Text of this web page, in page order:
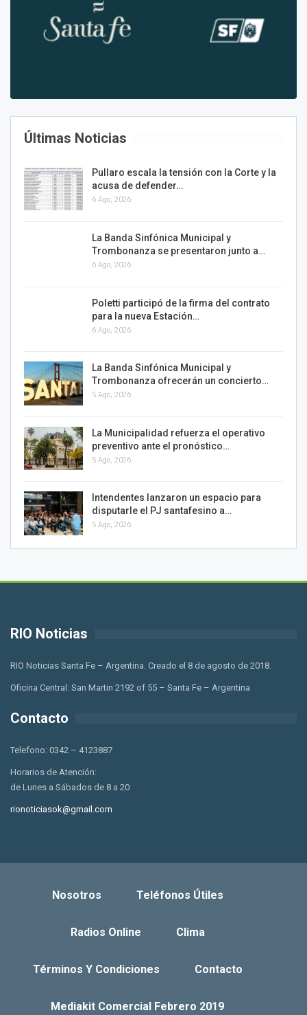
Últimas Noticias
Pullaro escala la tensión con la Corte y la
acusa de defender…
6 Ago, 2026
La Banda Sinfónica Municipal y
Trombonanza se presentaron junto a…
6 Ago, 2026
Poletti participó de la firma del contrato
para la nueva Estación…
6 Ago, 2026
La Banda Sinfónica Municipal y
Trombonanza ofrecerán un concierto…
5 Ago, 2026
La Municipalidad refuerza el operativo
preventivo ante el pronóstico…
5 Ago, 2026
Intendentes lanzaron un espacio para
disputarle el PJ santafesino a…
5 Ago, 2026
RIO Noticias
RIO Noticias Santa Fe – Argentina. Creado el 8 de agosto de 2018.
Oficina Central: San Martin 2192 of 55 – Santa Fe – Argentina
Contacto
Telefono: 0342 – 4123887
Horarios de Atención:
de Lunes a Sábados de 8 a 20
rionoticiasok@gmail.com
Nosotros Teléfonos Útiles
Radios Online Clima
Términos Y Condiciones Contacto
Mediakit Comercial Febrero 2019